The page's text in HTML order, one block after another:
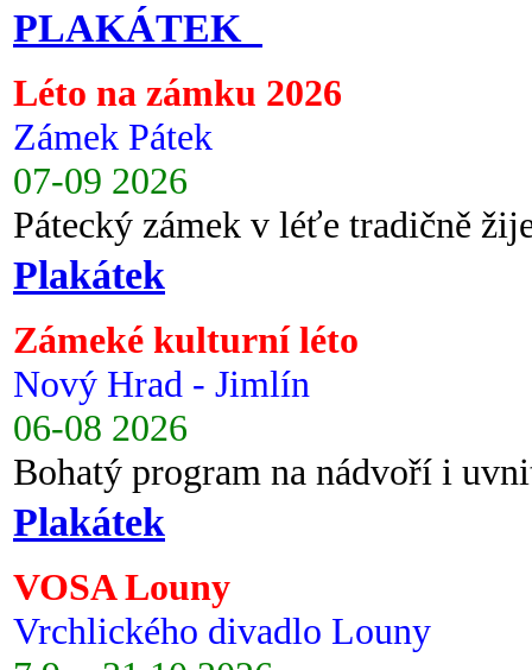
PLAKÁTEK
Léto na zámku 2026
Zámek Pátek
07-09 2026
Pátecký zámek v léťe tradičně
Plakátek
Zámeké kulturní léto
Nový Hrad - Jimlín
06-08 2026
Bohatý program na nádvoří i
Plakátek
VOSA Louny
Vrchlického divadlo Louny